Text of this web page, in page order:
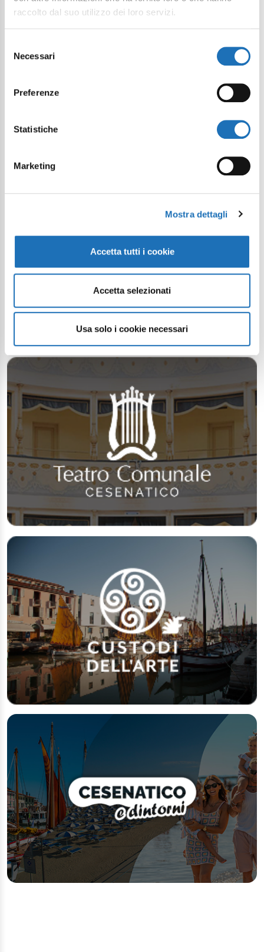
raccolto dal suo utilizzo dei loro servizi.
delNecessari
Preferenze
Statistiche
Marketing
Mostra dettagli
Accetta tutti i cookie
Accetta selezionati
Usa solo i cookie necessari